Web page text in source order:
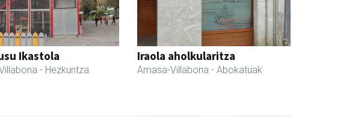
Ikastola
- Hezkuntza
Iraola aholkularitza
Amasa-Villabona - Abokatuak